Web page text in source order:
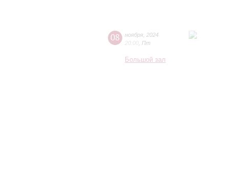
08 ноября 2024
20:00 Пт
Большой зал